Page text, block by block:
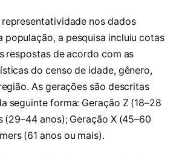
representatividade nos dados
população, a pesquisa incluiu cotas
respostas de acordo com as
do censo de idade, gênero,
As gerações são descritas
seguinte forma: Geração Z (18–28
(29–44 anos); Geração X (45–60
(61 anos ou mais).